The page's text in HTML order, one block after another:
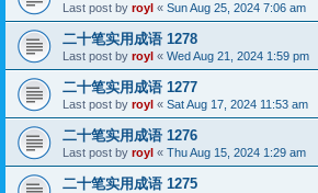
Last post by royl « Sun Aug 25, 2024 7:06 am
二十笔实用成语 1278
Last post by royl « Wed Aug 21, 2024 1:59 pm
二十笔实用成语 1277
Last post by royl « Sat Aug 17, 2024 11:53 am
二十笔实用成语 1276
Last post by royl « Thu Aug 15, 2024 1:29 am
二十笔实用成语 1275